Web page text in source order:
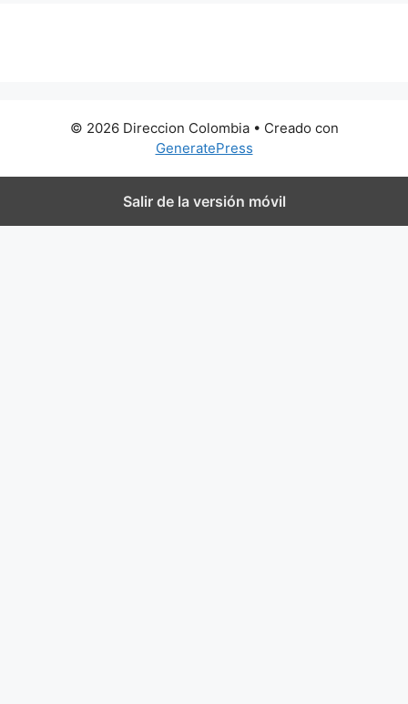
© 2026 Direccion Colombia• Creado con
GeneratePress
Salir de la versión móvil